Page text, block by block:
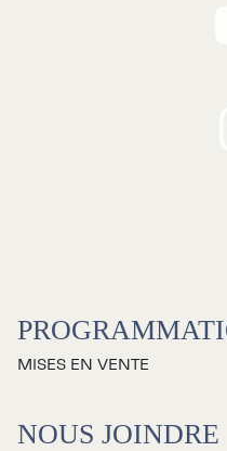
Promotions
Cartes-
MISES EN VENTE
NOUS JOINDRE